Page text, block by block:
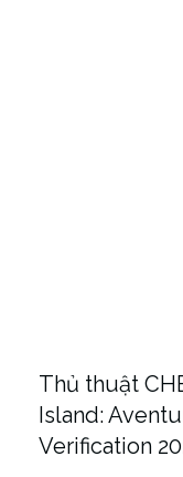
Thủ thuật
Island:
Verification